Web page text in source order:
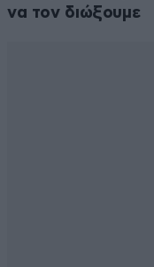
να τον διώξουμε